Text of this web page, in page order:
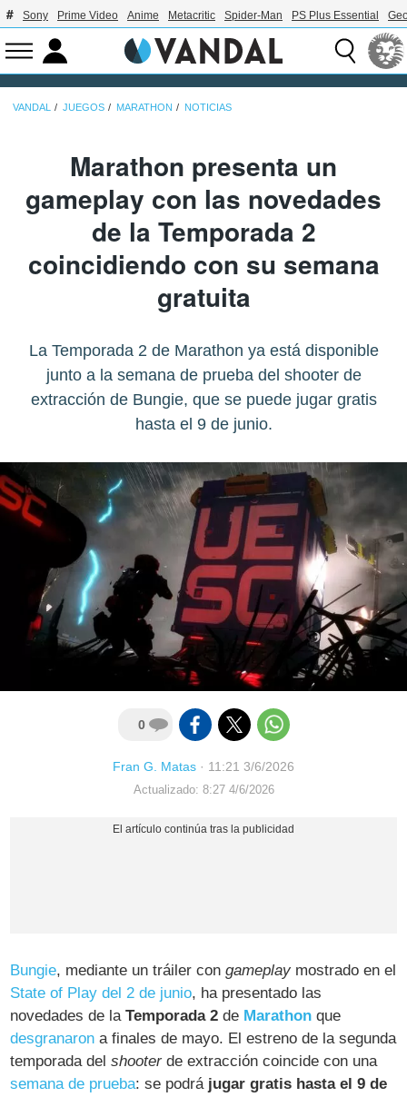
Sony Prime Video Anime Metacritic Spider-Man PS Plus Essential
VANDAL JUEGOS MARATHON NOTICIAS
Marathon presenta un
gameplay con las novedades
de la Temporada 2
coincidiendo con su semana
gratuita
La Temporada 2 de Marathon ya está disponible
junto a la semana de prueba del shooter de
extracción de Bungie, que se puede jugar gratis
hasta el 9 de junio.
0
Fran G. Matas · 11:21 3/6/2026
Actualizado: 8:27 4/6/2026
Bungie, mediante un tráiler congameplay mostrado en el
State of Play del 2 de junio, ha presentado las
novedades de laTemporada 2 de Marathon que
desgranaron a finales de mayo. El estreno de la segunda
temporada delshooterde extracción coincide con una
semana de prueba: se podrá jugar gratis hasta el 9 de